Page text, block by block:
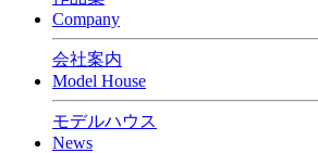
Company
会社案内
Model House
モデルハウス
News